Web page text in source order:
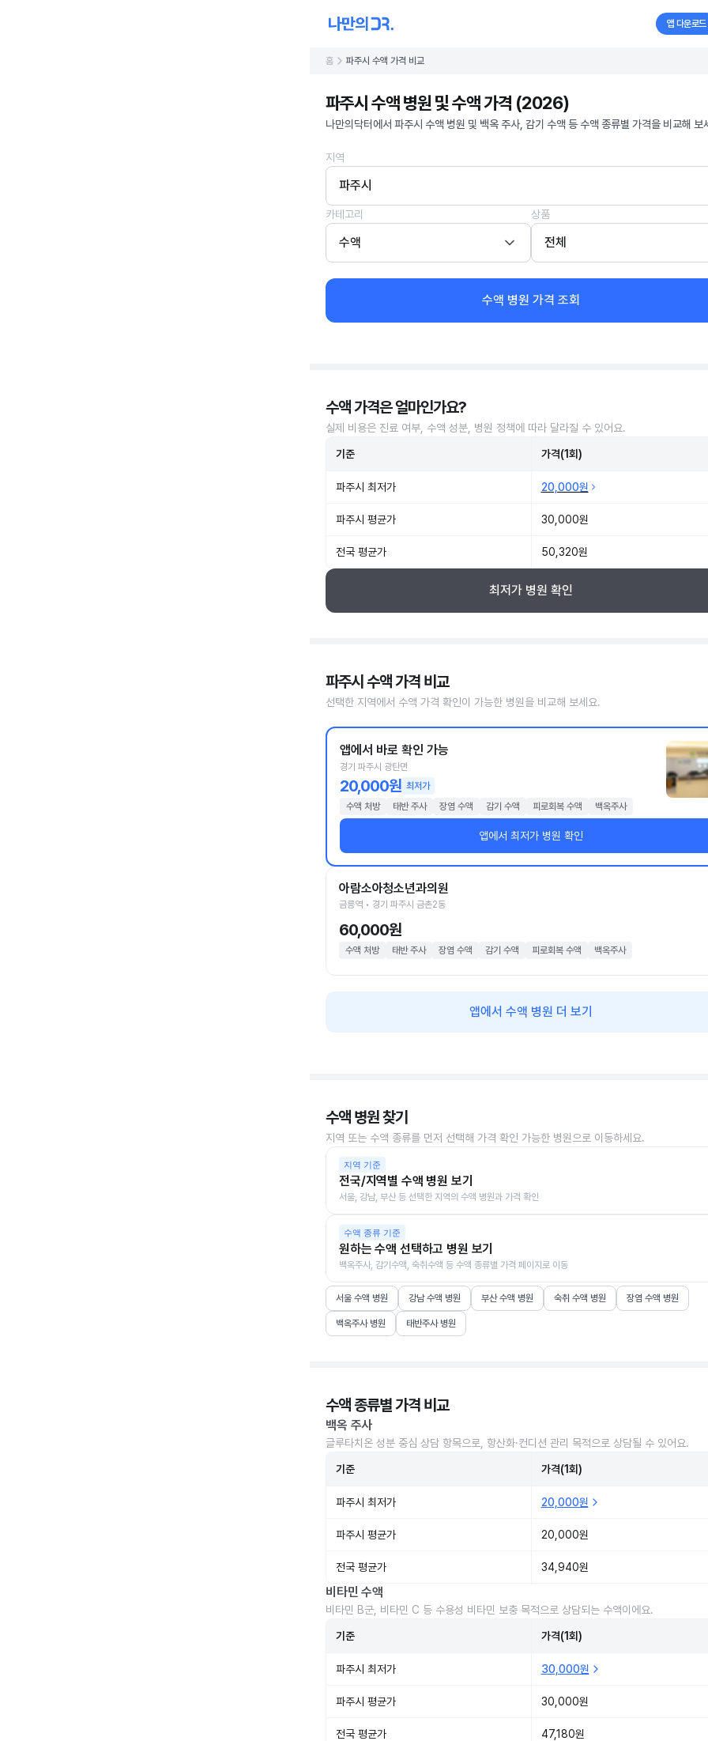
앱 다운로드
홈 파주시 수액 가격 비교
파주시 수액 병원 및 수액 가격 (2026)
나만의닥터에서 파주시 수액 병원 및 백옥 주사, 감기 수액 등 수액 종류별 가격을 비교해 보
지역
파주시
카테고리
수액
상품
전체
수액 병원 가격 조회
수액 가격은 얼마인가요?
실제 비용은 진료 여부, 수액 성분, 병원 정책에 따라 달라질 수 있어요.
기준 가격(1회)
파주시 최저가 20,000원
파주시 평균가 30,000원
전국 평균가 50,320원
최저가 병원 확인
파주시 수액 가격 비교
선택한 지역에서 수액 가격 확인이 가능한 병원을 비교해 보세요.
앱에서 바로 확인 가능
경기 파주시 광탄면
20,000원 최저가
수액 처방
태반 주사 장염 수액 감기 수액 피로회복 수액 백옥주사
앱에서 최저가 병원 확인
아람소아청소년과의원
금릉역 • 경기 파주시 금촌2동
60,000원
수액 처방 태반 주사 장염 수액 감기 수액 피로회복 수액 백옥주사
앱에서 수액 병원 더 보기
수액 병원 찾기
지역 또는 수액 종류를 먼저 선택해 가격 확인 가능한 병원으로 이동하세요.
지역 기준
전국/지역별 수액 병원 보기
서울, 강남, 부산 등 선택한 지역의 수액 병원과 가격 확인
수액 종류 기준
원하는 수액 선택하고 병원 보기
백옥주사, 감기수액, 숙취수액 등 수액 종류별 가격 페이지로 이동
서울 수액 병원 강남 수액 병원 부산 수액 병원 숙취 수액 병원 장염 수액 병원
백옥주사 병원 태반주사 병원
수액 종류별 가격 비교
백옥 주사
글루타치온 성분 중심 상담 항목으로, 항산화·컨디션 관리 목적으로 상담될 수 있어요.
기준 가격(1회)
파주시 최저가 20,000원
파주시 평균가 20,000원
전국 평균가 34,940원
비타민 수액
비타민 B군, 비타민 C 등 수용성 비타민 보충 목적으로 상담되는 수액이에요.
기준 가격(1회)
파주시 최저가 30,000원
파주시 평균가 30,000원
전국 평균가 47,180원